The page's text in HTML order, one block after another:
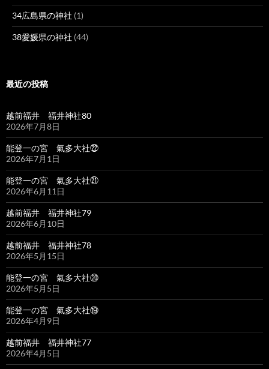
34広島県の神社 (1)
38愛媛県の神社 (44)
最近の投稿
越前福井 福井神社80
2026年7月8日
能登一の宮 氣多大社㉒
2026年7月1日
能登一の宮 氣多大社㉑
2026年6月11日
越前福井 福井神社79
2026年6月10日
越前福井 福井神社78
2026年5月15日
能登一の宮 氣多大社⑳
2026年5月5日
能登一の宮 氣多大社⑲
2026年4月9日
越前福井 福井神社77
2026年4月5日